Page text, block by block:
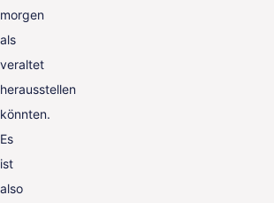
morgen
als
veraltet
herausstellen
könnten.
Es
ist
also